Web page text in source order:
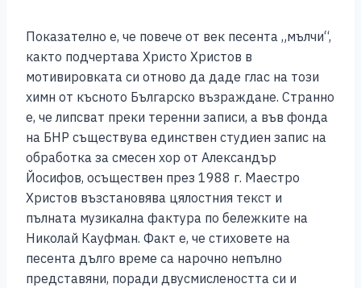
Показателно е, че повече от век песента „мълчи“,
както подчертава Христо Христов в
мотивировката си отново да даде глас на този
химн от късното Българско възраждане. Странно
е, че липсват преки теренни записи, а във фонда
на БНР съществува единствен студиен запис на
обработка за смесен хор от Александър
Йосифов, осъществен през 1988 г. Маестро
Христов възстановява цялостния текст и
пълната музикална фактура по бележките на
Николай Кауфман. Факт е, че стиховете на
песента дълго време са нарочно непълно
представяни, поради двусмислеността си и